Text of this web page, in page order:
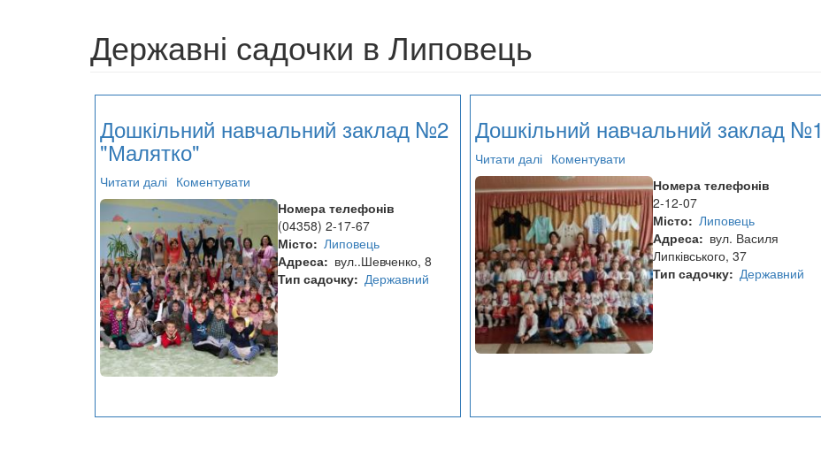
Державні садочки в Липовець
Дошкільний навчальний заклад №2
"Малятко"
Читати далі про
Дошкільний
навчальний
заклад
№2
"Малятко"
Коментувати
Номера телефонів
(04358) 2-17-67
Місто
Липовець
Адреса
вул..Шевченко, 8
Тип садочку
Державний
Дошкільний навчальний заклад №1
Читати даліпро
Дошкільний
навчальний
заклад
№1
Коментувати
Номера телефонів
2-12-07
Місто
Липовець
Адреса
вул. Василя
Липківського, 37
Тип садочку
Державний